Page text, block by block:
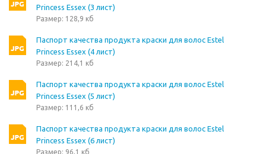
Princess Essex (3 лист)
Размер: 128,9 кб
Паспорт качества продукта краски для волос Estel
Princess Essex (4 лист)
Размер: 214,1 кб
Паспорт качества продукта краски для волос Estel
Princess Essex (5 лист)
Размер: 111,6 кб
Паспорт качества продукта краски для волос Estel
Princess Essex (6 лист)
Размер: 96,1 кб